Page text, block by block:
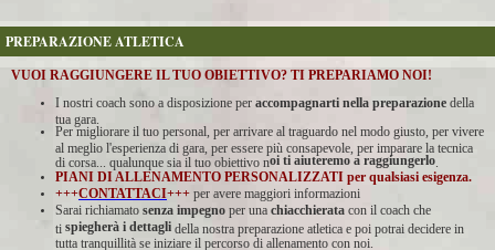
PREPARAZIONE ATLETICA
VUOI RAGGIUNGERE IL TUO OBIETTIVO? TI PREPARIAMO NOI!
I nostri coach sono a disposizione per accompagnarti nella preparazione della
tua gara.
Per migliorare il tuo personal, per arrivare al traguardo nel modo giusto, per vivere
al meglio l'esperienza di gara, per essere più consapevole, per imparare la tecnica
di corsa... qualunque sia il tuo obiettivo noi ti aiuteremo a raggiungerlo
PIANI DI ALLENAMENTO PERSONALIZZATI per qualsiasi esigenza.
+++CONTATTACI+++ per avere maggiori informazioni
Sarai richiamato senza impegno per una chiacchierata con il coach che
ti spiegherà i dettagli della nostra preparazione atletica e poi potrai decidere in
tutta tranquillità se iniziare il percorso di allenamento con noi.